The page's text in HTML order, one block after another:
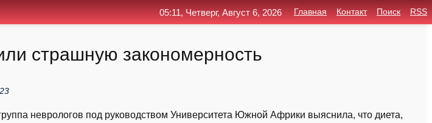
страшную закономерность
неврологов под руководством Университета Южной Африки выяснила, что диета,
05:11, Четверг, Август 6, 2026 Главная Контакт Поиск RSS